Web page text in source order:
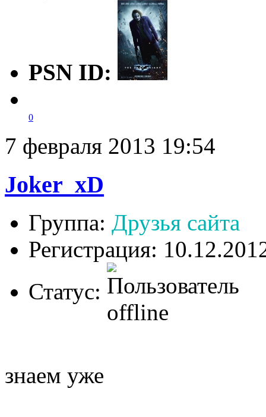
PSN ID:
0
7 февраля 2013 19:54
Joker_xD
Группа: Друзья сайта
Регистрация:
Статус:
знаем уже